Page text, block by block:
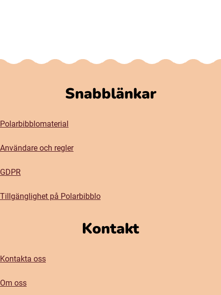
Snabblänkar
Polarbibblomaterial
Användare och regler
GDPR
Tillgänglighet på Polarbibblo
Kontakt
Kontakta oss
Om oss